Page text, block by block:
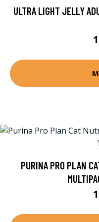
ULTRA LIGHT JELLY
PURINA PRO PLAN